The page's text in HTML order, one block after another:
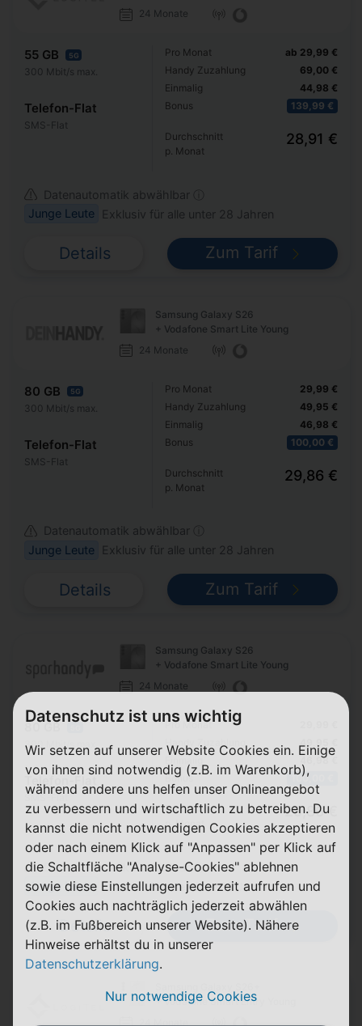
24 Monate
55 GB 5G
300 Mbit/s max.
Telefon-Flat
SMS-Flat
Pro Monat
Handy Zuzahlung
Einmalig
Bonus
ab 29,99 €
69,00 €
44,98 €
139,99 €
Durchschnitt
p. Monat
28,91 €
Datenautomatik abwählbar ⓘ
Junge Leute
Exklusiv für alle unter 28 Jahren
Details Zum Tarif
Samsung Galaxy S26
+ Vodafone Smart Lite Young
24 Monate
80 GB 5G
300 Mbit/s max.
Telefon-Flat
SMS-Flat
Pro Monat
Handy Zuzahlung
Einmalig
Bonus
29,99 €
49,95 €
46,98 €
100,00 €
Durchschnitt
p. Monat
29,86 €
Datenautomatik abwählbar ⓘ
Junge Leute
Exklusiv für alle unter 28 Jahren
Details Zum Tarif
Samsung Galaxy S26
+ Vodafone Smart Lite Young
24 Monate
80 GB
300 Mbit/s max.
Telefon-Flat
SMS-Flat
Pro Monat
Handy Zuzahlung
Bonus
49,95 €
46,98 €
100,00 €
Durchschnitt
p. Monat
29,86 €
Datenautomatik abwählbar ⓘ
Junge Leute Exklusiv für alle unter 28 Jahren
Details Zum Tarif
+ Vodafone Smart Entry Young
Datenschutz ist uns wichtig
Wir setzen auf unserer Website Cookies ein. Einige
von ihnen sind notwendig (z.B. im Warenkorb),
während andere uns helfen unser Onlineangebot
zu verbessern und wirtschaftlich zu betreiben. Du
kannst die nicht notwendigen Cookies akzeptieren
oder nach einem Klick auf "Anpassen" per Klick auf
die Schaltfläche "Analyse-Cookies" ablehnen
sowie diese Einstellungen jederzeit aufrufen und
Cookies auch nachträglich jederzeit abwählen
(z.B. im Fußbereich unserer Website). Nähere
Hinweise erhältst du in unserer
Datenschutzerklärung.
Nur notwendige Cookies